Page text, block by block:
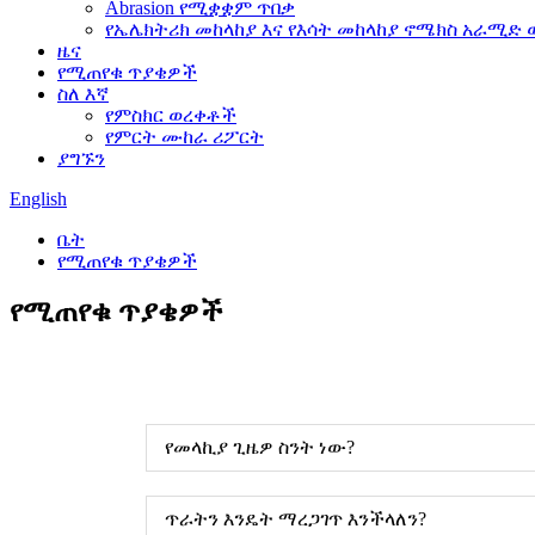
Abrasion የሚቋቋም ጥበቃ
የኤሌክትሪክ መከላከያ እና የእሳት መከላከያ ኖሜክስ አራሚድ
ዜና
የሚጠየቁ ጥያቄዎች
ስለ እኛ
የምስክር ወረቀቶች
የምርት ሙከራ ሪፖርት
ያግኙን
English
ቤት
የሚጠየቁ ጥያቄዎች
የሚጠየቁ ጥያቄዎች
የመላኪያ ጊዜዎ ስንት ነው?
ጥራትን እንዴት ማረጋገጥ እንችላለን?